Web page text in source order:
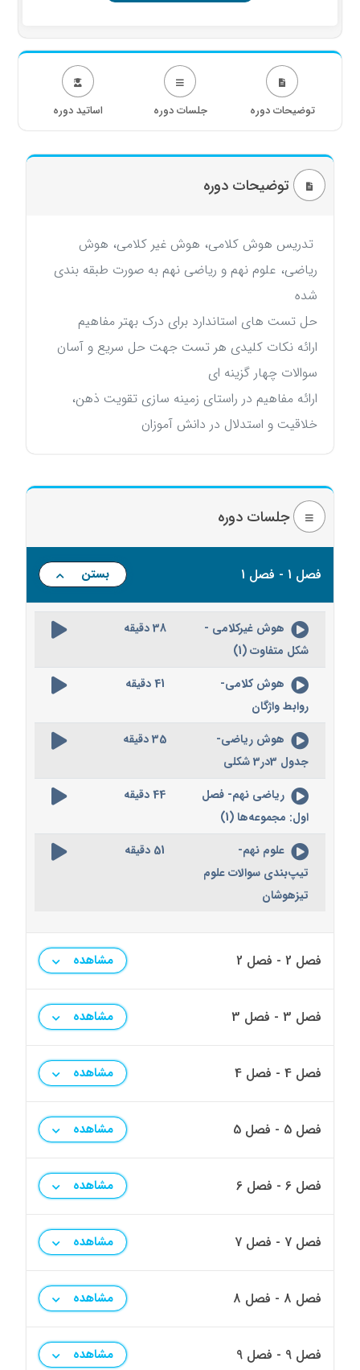
توضیحات دوره جلسات دوره اساتید دوره
توضیحات دوره
تدریس هوش کلامی، هوش غیر کلامی، هوش
ریاضی، علوم نهم و ریاضی نهم به صورت طبقه بندی
شده
حل تست های استاندارد برای درک بهتر مفاهیم
ارائه نکات کلیدی هر تست جهت حل سریع و آسان
سوالات چهار گزینه ای
ارائه مفاهیم در راستای زمینه سازی تقویت ذهن،
خلاقیت و استدلال در دانش آموزان
جلسات دوره
فصل 1 - فصل 1 بستن
هوش غیرکلامی -
شکل متفاوت (1)
38 دقیقه
هوش کلامی-
روابط واژگان
41 دقیقه
هوش ریاضی-
جدول 3در3 شکلی
35 دقیقه
ریاضی نهم- فصل
اول: مجموعه‌ها (1)
44 دقیقه
علوم نهم-
تیپ‌بندی سوالات علوم
تیزهوشان
51 دقیقه
فصل 2 - فصل 2 مشاهده
فصل 3 - فصل 3 مشاهده
فصل 4 - فصل 4 مشاهده
فصل 5 - فصل 5 مشاهده
فصل 6 - فصل 6 مشاهده
فصل 7 - فصل 7 مشاهده
فصل 8 - فصل 8 مشاهده
فصل 9 - فصل 9 مشاهده